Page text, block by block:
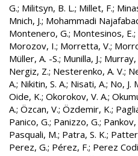
G.; Militsyn, B. L.; Millet, F.;
Mnich, J.; Mohammadi
Montenero, G.; Montesinos, E.;
Morozov, I.; Morretta, V.;
Müller, A. -S.; Munilla, J.; Murray,
Nergiz, Z.; Nesterenko, A. V.;
A.; Nikitin, S. A.; Nisati, A.; No, J.
Oide, K.; Okorokov, V. A.;
A.; Özcan, V.; Özdemir, K.;
Panico, G.; Panizzo, G.; Pankov,
Pasquali, M.; Patra, S. K.;
Perez, G.; Pérez, F.; Perez